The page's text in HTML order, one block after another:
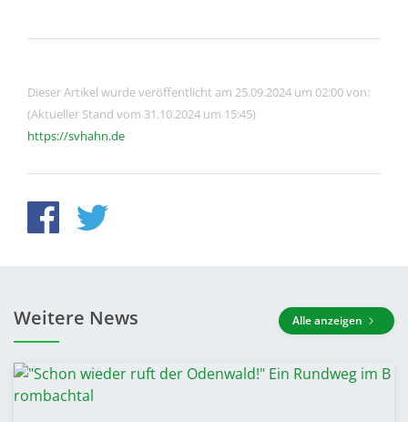
Dieser Artikel wurde veröffentlicht am 25.09.2024 um 02:00 von:
(Aktueller Stand vom 31.10.2024 um 15:45)
https://svhahn.de
Weitere News Alle anzeigen